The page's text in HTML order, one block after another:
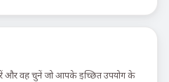
और वह चुनें जो आपके इच्छित उपयोग के